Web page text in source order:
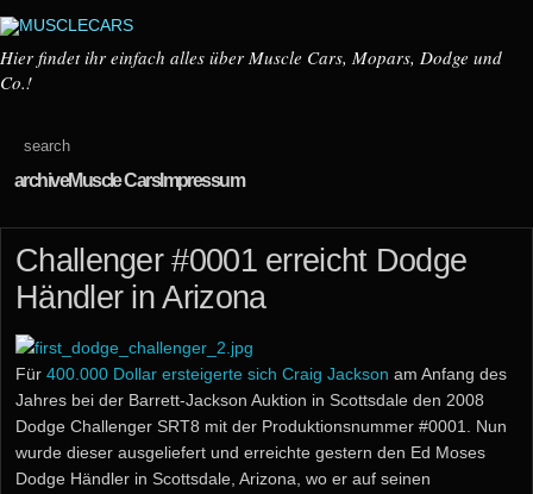
Hier findet ihr einfach alles über Muscle Cars, Mopars, Dodge und
Co.!
archiveMuscle CarsImpressum
Challenger #0001 erreicht Dodge
Händler in Arizona
Für 400.000 Dollar ersteigerte sich Craig Jackson am Anfang des
Jahres bei der Barrett-Jackson Auktion in Scottsdale den 2008
Dodge Challenger SRT8 mit der Produktionsnummer #0001. Nun
wurde dieser ausgeliefert und erreichte gestern den Ed Moses
Dodge Händler in Scottsdale, Arizona, wo er auf seinen